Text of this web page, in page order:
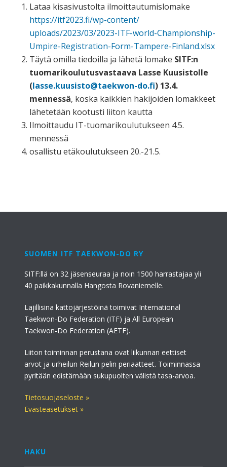
Lataa kisasivustolta ilmoittautumislomake
https://itf2023.fi/wp-content/
uploads/2023/03/2023-ITF-world-Championship-
Umpire-Registration-Form-Tampere-Finland.xlsx
Täytä omilla tiedoilla ja lähetä lomake SITF:n
tuomarikoulutusvastaava Lasse Kuusistolle
(lasse.kuusisto@taekwon-do.fi) 13.4.
mennessä, koska kaikkien hakijoiden lomakkeet
lähetetään kootusti liiton kautta
Ilmoittaudu IT-tuomarikoulutukseen 4.5.
mennessä
osallistu etäkoulutukseen 20.-21.5.
SUOMEN ITF TAEKWON-DO RY
SITF:llä on 32 jäsenseuraa ja noin 1500 harrastajaa yli
40 paikkakunnalla Hangosta Rovaniemelle.
Lajillisina kattojärjestöinä toimivat International
Taekwon-Do Federation (ITF) ja All European
Taekwon-Do Federation (AETF).
Liiton toiminnan perustana ovat liikunnan eettiset
arvot ja urheilun Reilun pelin periaatteet. Toiminnassa
pyritään edistämään sukupuolten välistä tasa-arvoa.
Tietosuojaseloste »
Evästeasetukset »
HAKU